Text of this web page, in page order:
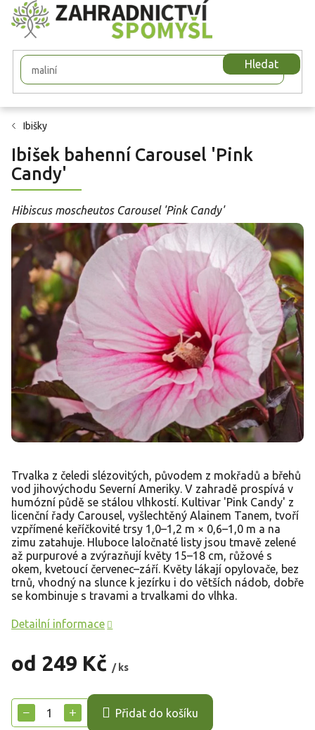
Přejít
na
obsah
Hledat
Ibišky
Ibišek bahenní Carousel 'Pink
Candy'
Hibiscus moscheutos Carousel 'Pink Candy'
od 249 Kč / ks
cena:
+
− Přidat do košíku
Trvalka z čeledi slézovitých, původem z mokřadů a břehů
vod jihovýchodu Severní Ameriky. V zahradě prospívá v
humózní půdě se stálou vlhkostí. Kultivar 'Pink Candy' z
licenční řady Carousel, vyšlechtěný Alainem Tanem, tvoří
vzpřímené keříčkovité trsy 1,0–1,2 m × 0,6–1,0 m a na
zimu zatahuje. Hluboce laločnaté listy jsou tmavě zelené
až purpurové a zvýrazňují květy 15–18 cm, růžové s
okem, kvetoucí červenec–září. Květy lákají opylovače, bez
trnů, vhodný na slunce k jezírku i do větších nádob, dobře
se kombinuje s travami a trvalkami do vlhka.
Detailní informace